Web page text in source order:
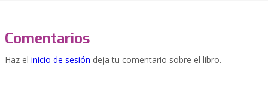
Comentarios
Haz el inicio de sesión deja tu comentario sobre el libro.